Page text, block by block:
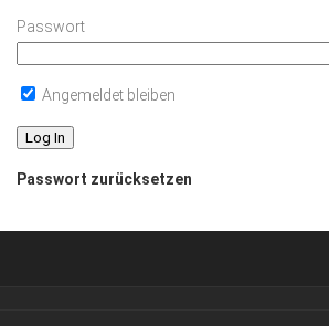
Passwort
Angemeldet bleiben
Passwort zurücksetzen